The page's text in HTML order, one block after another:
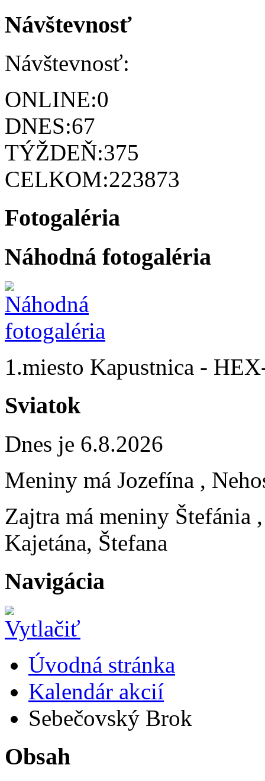
Návštevnosť
Návštevnosť:
ONLINE:0
DNES:67
TÝŽDEŇ:375
CELKOM:223873
Fotogaléria
Náhodná fotogaléria
1.miesto Kapustnica -
Sviatok
Dnes je 6.8.2026
Meniny má Jozefína ,
Zajtra má meniny Štefánia
Kajetána, Štefana
Navigácia
Úvodná stránka
Kalendár akcií
Sebečovský Brok
Obsah